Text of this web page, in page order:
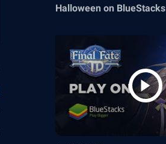
Halloween on BlueStacks